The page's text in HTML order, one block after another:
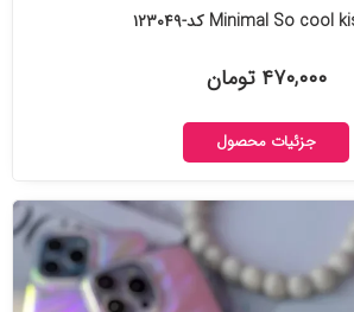
۴۷۰,۰۰۰ تومان
جزئیات محصول